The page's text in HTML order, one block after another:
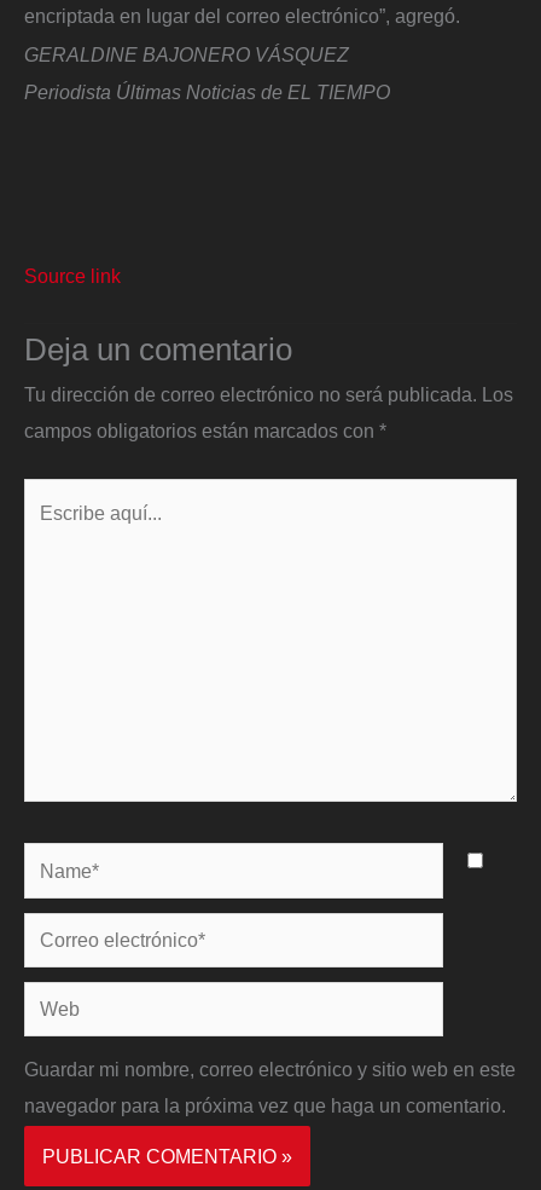
encriptada en lugar del correo electrónico”, agregó.
GERALDINE BAJONERO VÁSQUEZ
Periodista Últimas Noticias de EL TIEMPO
Source link
Deja un comentario
Tu dirección de correo electrónico no será publicada.
Los
campos obligatorios están marcados con *
Name*
Correo
electrónico*
Web
Guardar mi nombre, correo electrónico y sitio web en este
navegador para la próxima vez que haga un comentario.